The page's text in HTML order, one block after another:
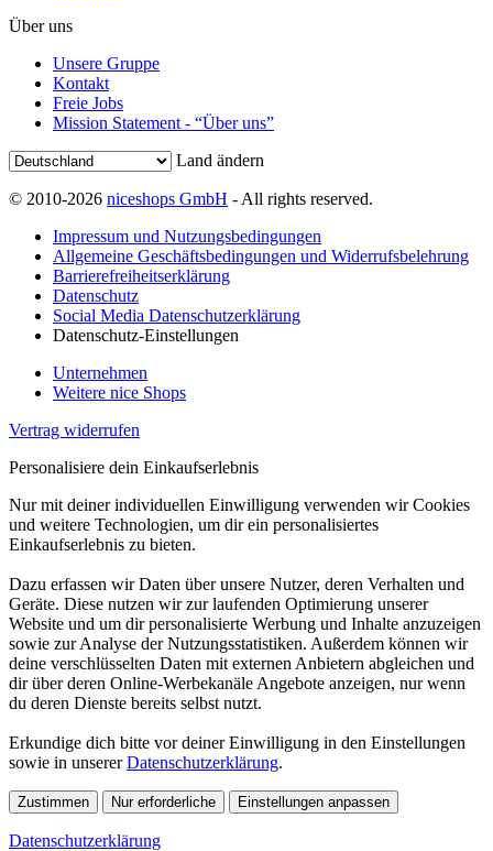
Über uns
Unsere Gruppe
Kontakt
Freie Jobs
Mission Statement - “Über uns”
Land ändern
© 2010-2026 niceshops GmbH - All rights reserved.
Impressum und Nutzungsbedingungen
Allgemeine Geschäftsbedingungen und Widerrufsbelehrung
Barrierefreiheitserklärung
Datenschutz
Social Media Datenschutzerklärung
Datenschutz-Einstellungen
Unternehmen
Weitere nice Shops
Vertrag widerrufen
Personalisiere dein Einkaufserlebnis
Nur mit deiner individuellen Einwilligung verwenden wir Cookies
und weitere Technologien, um dir ein personalisiertes
Einkaufserlebnis zu bieten.
Dazu erfassen wir Daten über unsere Nutzer, deren Verhalten und
Geräte. Diese nutzen wir zur laufenden Optimierung unserer
Website und um dir personalisierte Werbung und Inhalte anzuzeigen
sowie zur Analyse der Nutzungsstatistiken. Außerdem können wir
deine verschlüsselten Daten mit externen Anbietern abgleichen und
dir über deren Online-Werbekanäle Angebote anzeigen, nur wenn
du deren Dienste bereits selbst nutzt.
Erkundige dich bitte vor deiner Einwilligung in den Einstellungen
sowie in unsererDatenschutzerklärung.
Zustimmen Nur erforderliche Einstellungen anpassen
Datenschutzerklärung